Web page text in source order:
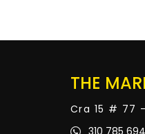
THE
Cra 15 # 77
310 785